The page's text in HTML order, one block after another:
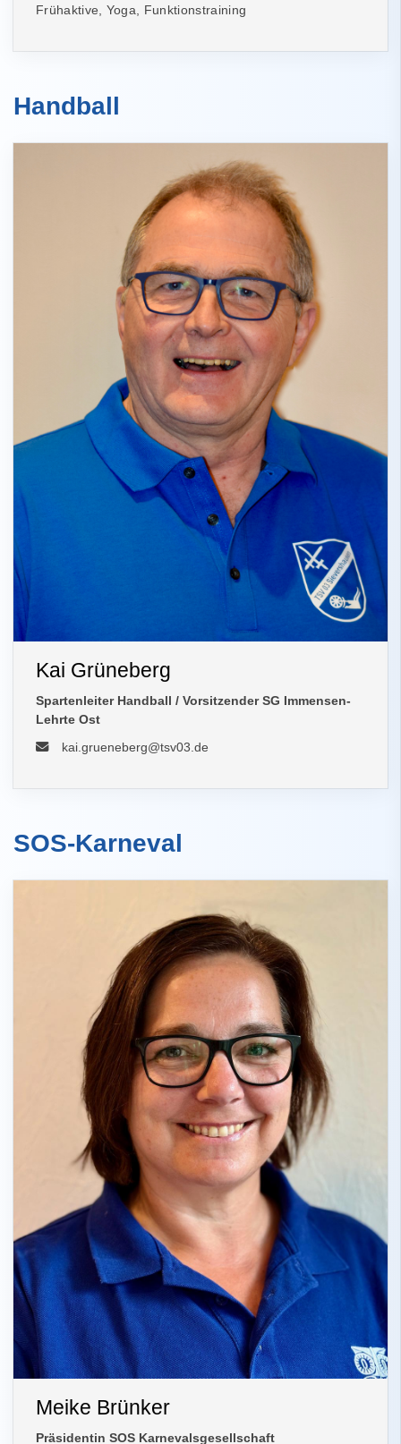
Frühaktive, Yoga, Funktionstraining
Handball
Kai Grüneberg
Spartenleiter Handball / Vorsitzender SG Immensen-
Lehrte Ost
kai.grueneberg@tsv03.de
SOS-Karneval
Meike Brünker
Präsidentin SOS Karnevalsgesellschaft